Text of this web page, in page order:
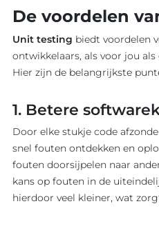
De voordelen
Unit testing biedt voordelen
ontwikkelaars, als voor jou
Hier zijn de belangrijkste
1. Betere
Door elke stukje code
snel fouten ontdekken en
fouten doorsijpelen naar
kans op fouten in de
hierdoor veel kleiner, wat